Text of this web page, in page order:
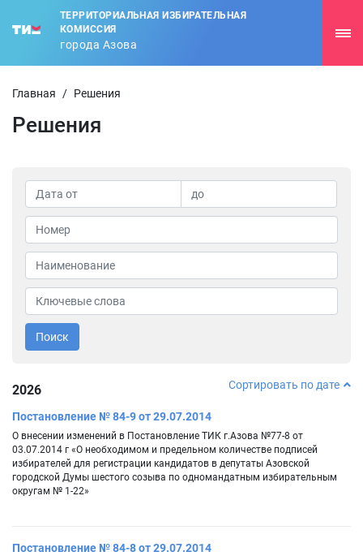
ТЕРРИТОРИАЛЬНАЯ ИЗБИРАТЕЛЬНАЯ
КОМИССИЯ
города Азова
Главная / Решения
Решения
Поиск
2026 Сортировать по дате
Постановление № 84-9 от 29.07.2014
О внесении изменений в Постановление ТИК г.Азова №77-8 от
03.07.2014 г «О необходимом и предельном количестве подписей
избирателей для регистрации кандидатов в депутаты Азовской
городской Думы шестого созыва по одномандатным избирательным
округам № 1-22»
Постановление № 84-8 от 29.07.2014